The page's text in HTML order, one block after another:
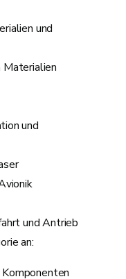
und
Materialien
und
und Antrieb
an: